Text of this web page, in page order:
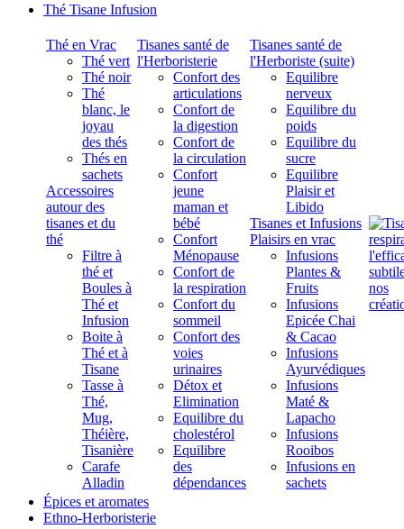
Thé Tisane Infusion
Thé en Vrac
Thé vert
Thé noir
Thé
blanc, le
joyau
des thés
Thés en
sachets
Accessoires
autour des
tisanes et du
thé
Filtre à
thé et
Boules à
Thé et
Infusion
Boite à
Thé et à
Tisane
Tasse à
Thé,
Mug,
Théière,
Tisanière
Carafe
Alladin
Tisanes santé de
l'Herboristerie
Confort des
articulations
Confort de
la digestion
Confort de
la circulation
Confort
jeune
maman et
bébé
Confort
Ménopause
Confort de
la respiration
Confort du
sommeil
Confort des
voies
urinaires
Détox et
Elimination
Equilibre du
cholestérol
Equilibre
des
dépendances
Tisanes santé de
l'Herboriste (suite)
Equilibre
nerveux
Equilibre du
poids
Equilibre du
sucre
Equilibre
Plaisir et
Libido
Tisanes et Infusions
Plaisirs en vrac
Infusions
Plantes &
Fruits
Infusions
Epicée Chai
& Cacao
Infusions
Ayurvédiques
Infusions
Maté &
Lapacho
Infusions
Rooibos
Infusions en
sachets
Épices et aromates
Ethno-Herboristerie